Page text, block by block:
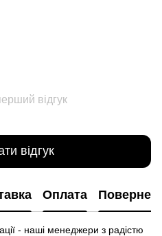
відгук
відгук
Оплата
- наші менеджери з радістю